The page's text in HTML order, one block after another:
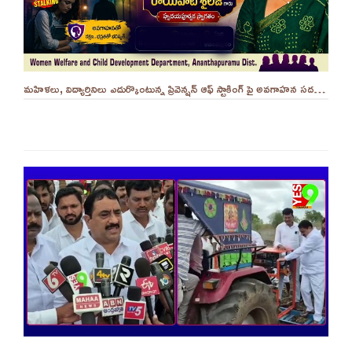
మహిళలు, విద్యార్తినిలు ఎదుర్కొంటున్న ప్రివెన్షన్ ఆఫ్ స్టాకింగ్ పై అవగాహన సదస్సు.. - ||YES 9TV